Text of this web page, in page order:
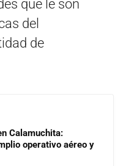
que le son
del
de
Calamuchita:
operativo aéreo y